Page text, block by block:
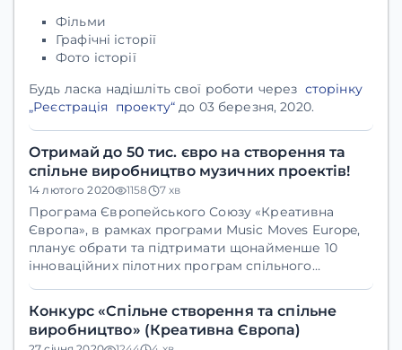
Фільми
Графічні історії
Фото історії
Будь ласка надішліть свої роботи через сторінку
„Реєстрація проекту“ до 03 березня, 2020.
Отримай до 50 тис. євро на створення та
спільне виробництво музичних проектів!
14 лютого 2020 1158 7 хв
Програма Європейського Союзу «Креативна
Європа», в рамках програми Music Moves Europe,
планує обрати та підтримати щонайменше 10
інноваційних пілотних програм спільного
виконавців та музикантів для сприяння розвитку
європейської музики.
Конкурс «Спільне створення та спільне
виробництво» (Креативна Європа)